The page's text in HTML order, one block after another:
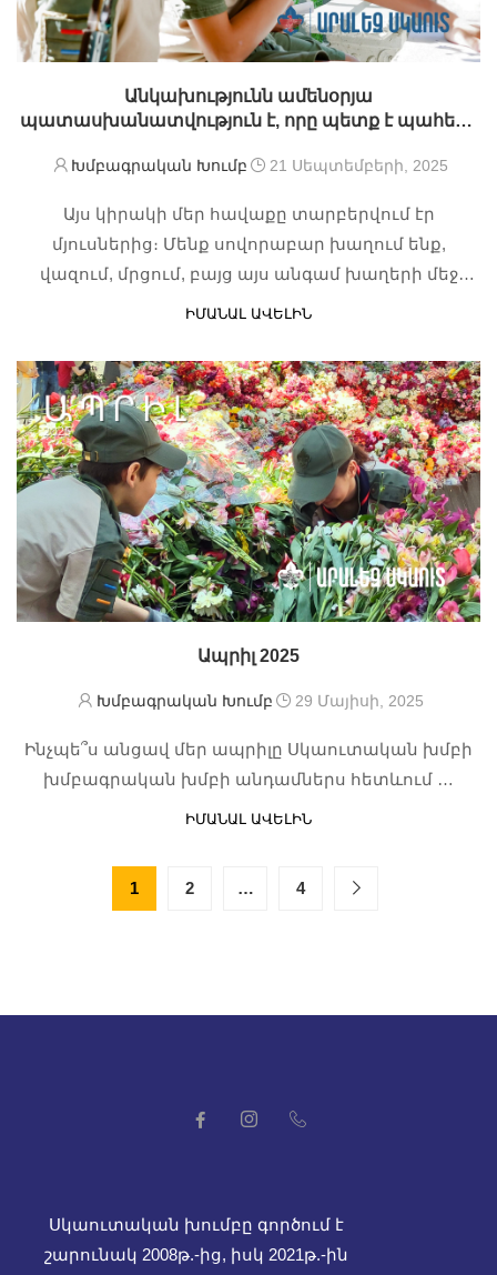
Անկախությունն ամենօրյա
պատասխանատվություն է, որը պետք է պահենք
Խմբագրական Խումբ 21 Սեպտեմբերի, 2025
Այս կիրակի մեր հավաքը տարբերվում էր
մյուսներից։ Մենք սովորաբար խաղում ենք,
վազում, մրցում, բայց այս անգամ խաղերի մեջ
թաքնված էր մի մեծ գաղափար․ Հայաստանի
ԻՄԱՆԱԼ ԱՎԵԼԻՆ
Ապրիլ 2025
Խմբագրական Խումբ 29 Մայիսի, 2025
Ինչպե՞ս անցավ մեր ապրիլը Սկաուտական խմբի
խմբագրական խմբի անդամներս հետևում …
ԻՄԱՆԱԼ ԱՎԵԼԻՆ
1 2 … 4
Սկաուտական խումբը գործում է
շարունակ 2008թ.-ից, իսկ 2021թ.-ին